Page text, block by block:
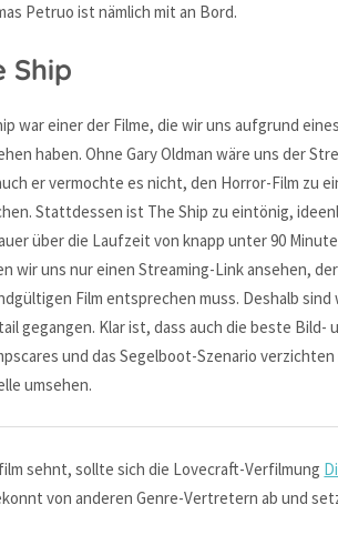
Petruo ist nämlich mit an Bord.
Ship
war einer der Filme, die wir uns aufgrund
haben. Ohne Gary Oldman wäre uns der
er vermochte es nicht, den Horror-Film zu
Stattdessen ist The Ship zu eintönig,
über die Laufzeit von knapp unter 90
wir uns nur einen Streaming-Link ansehen,
Film entsprechen muss. Deshalb
gegangen. Klar ist, dass auch die beste
und das Segelboot-Szenario verzichten
umsehen.
sehnt, sollte sich die Lovecraft-Verfilmung
von anderen Genre-Vertretern ab und